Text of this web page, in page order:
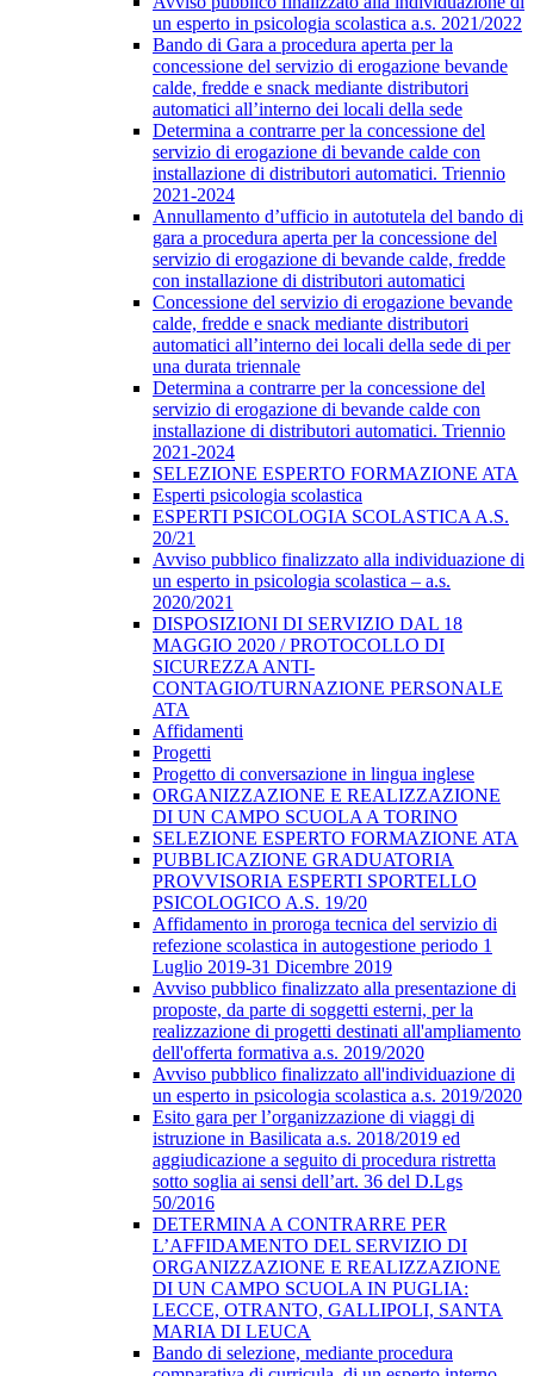
un esperto in psicologia scolastica a.s. 2021/2022
Bando di Gara a procedura aperta per la
concessione del servizio di erogazione bevande
calde, fredde e snack mediante distributori
automatici all’interno dei locali della sede
​Determina a contrarre per la concessione del
servizio di erogazione di bevande calde con
installazione di distributori automatici. Triennio
2021-2024
Annullamento d’ufficio in autotutela del bando di
gara a procedura aperta per la concessione del
servizio di erogazione di bevande calde, fredde
con installazione di distributori automatici
Concessione del servizio di erogazione bevande
calde, fredde e snack mediante distributori
automatici all’interno dei locali della sede di per
una durata triennale
Determina a contrarre per la concessione del
servizio di erogazione di bevande calde con
installazione di distributori automatici. Triennio
2021-2024
SELEZIONE ESPERTO FORMAZIONE ATA
Esperti psicologia scolastica
ESPERTI PSICOLOGIA SCOLASTICA A.S.
20/21
Avviso pubblico finalizzato alla individuazione di
un esperto in psicologia scolastica – a.s.
2020/2021
DISPOSIZIONI DI SERVIZIO DAL 18
MAGGIO 2020 / PROTOCOLLO DI
SICUREZZA ANTI-
CONTAGIO/TURNAZIONE PERSONALE
ATA
Affidamenti
Progetti
Progetto di conversazione in lingua inglese
ORGANIZZAZIONE E REALIZZAZIONE
DI UN CAMPO SCUOLA A TORINO
SELEZIONE ESPERTO FORMAZIONE ATA
PUBBLICAZIONE GRADUATORIA
PROVVISORIA ESPERTI SPORTELLO
PSICOLOGICO A.S. 19/20
Affidamento in proroga tecnica del servizio di
refezione scolastica in autogestione periodo 1
Luglio 2019-31 Dicembre 2019
Avviso pubblico finalizzato alla presentazione di
proposte, da parte di soggetti esterni, per la
realizzazione di progetti destinati all'ampliamento
dell'offerta formativa a.s. 2019/2020
Avviso pubblico finalizzato all'individuazione di
un esperto in psicologia scolastica a.s. 2019/2020
Esito gara per l’organizzazione di viaggi di
istruzione in Basilicata a.s. 2018/2019 ed
aggiudicazione a seguito di procedura ristretta
sotto soglia ai sensi dell’art. 36 del D.Lgs
50/2016
DETERMINA A CONTRARRE PER
L’AFFIDAMENTO DEL SERVIZIO DI
ORGANIZZAZIONE E REALIZZAZIONE
DI UN CAMPO SCUOLA IN PUGLIA:
LECCE, OTRANTO, GALLIPOLI, SANTA
MARIA DI LEUCA
Bando di selezione, mediante procedura